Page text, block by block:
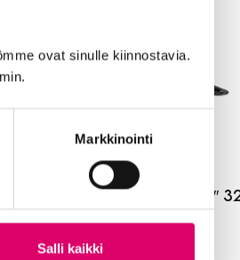
ovat sinulle kiinnostavia.
Markkinointi
Salli kaikki
GOLDEN BOY SISÄRENGAS 28″
630